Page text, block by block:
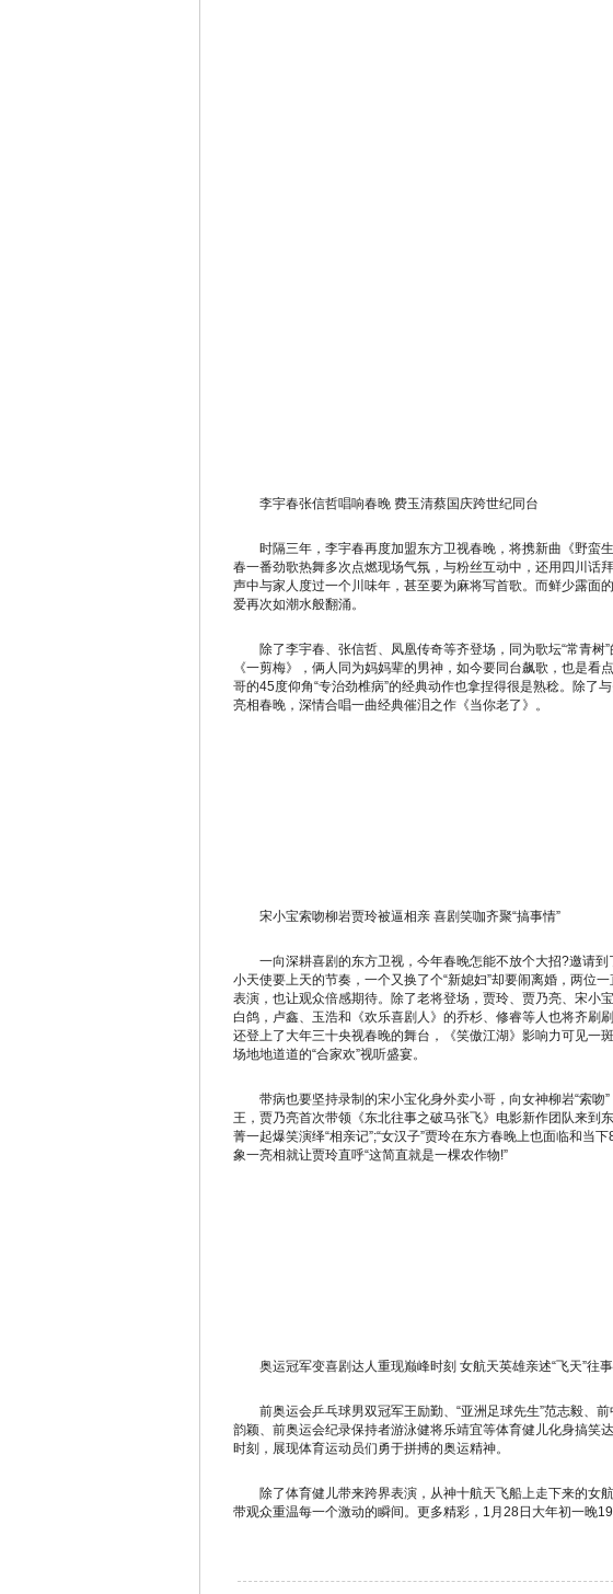
李宇春张信哲唱响春晚 费玉清蔡国庆跨世纪同台
时隔三年，李宇春再度加盟东方卫视春晚，将携新曲《野蛮
春一番劲歌热舞多次点燃现场气氛，与粉丝互动中，还用四川话
声中与家人度过一个川味年，甚至要为麻将写首歌。而鲜少露面
爱再次如潮水般翻涌。
除了李宇春、张信哲、凤凰传奇等齐登场，同为歌坛“常青树”
《一剪梅》，俩人同为妈妈辈的男神，如今要同台飙歌，也是
哥的45度仰角“专治劲椎病”的经典动作也拿捏得很是熟稔。除了
亮相春晚，深情合唱一曲经典催泪之作《当你老了》。
宋小宝索吻柳岩贾玲被逼相亲 喜剧笑咖齐聚“搞事情”
一向深耕喜剧的东方卫视，今年春晚怎能不放个大招?邀请到
小天使要上天的节奏，一个又换了个“新媳妇”却要闹离婚，两位
表演，也让观众倍感期待。除了老将登场，贾玲、贾乃亮、宋小
白鸽，卢鑫、玉浩和《欢乐喜剧人》的乔杉、修睿等人也将齐刷
还登上了大年三十央视春晚的舞台，《笑傲江湖》影响力可见一
场地地道道的“合家欢”视听盛宴。
带病也要坚持录制的宋小宝化身外卖小哥，向女神柳岩“索吻”
王，贾乃亮首次带领《东北往事之破马张飞》电影新作团队来到
菁一起爆笑演绎“相亲记”;“女汉子”贾玲在东方春晚上也面临和当
象一亮相就让贾玲直呼“这简直就是一棵农作物!”
奥运冠军变喜剧达人重现巅峰时刻 女航天英雄亲述“飞天”往事
前奥运会乒乓球男双冠军王励勤、“亚洲足球先生”范志毅、
韵颖、前奥运会纪录保持者游泳健将乐靖宜等体育健儿化身搞笑
时刻，展现体育运动员们勇于拼搏的奥运精神。
除了体育健儿带来跨界表演，从神十航天飞船上走下来的女航
带观众重温每一个激动的瞬间。更多精彩，1月28日大年初一晚